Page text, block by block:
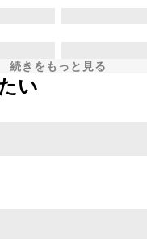
続きをもっと見る
い